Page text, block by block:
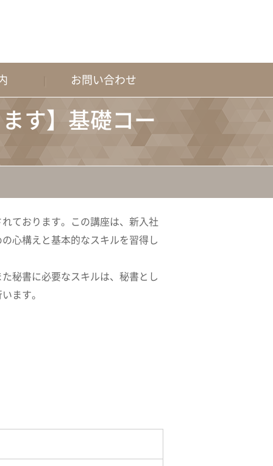
お問い合わせ
す】基礎コー
ております。この講座は、新入社
心構えと基本的なスキルを習得し
秘書に必要なスキルは、秘書とし
ます。